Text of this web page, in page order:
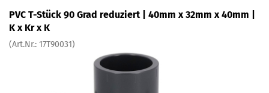
PVC T-Stück 90 Grad reduziert | 40mm x 32mm x 40mm |
K x Kr x K
(Art.Nr.: 17T90031)